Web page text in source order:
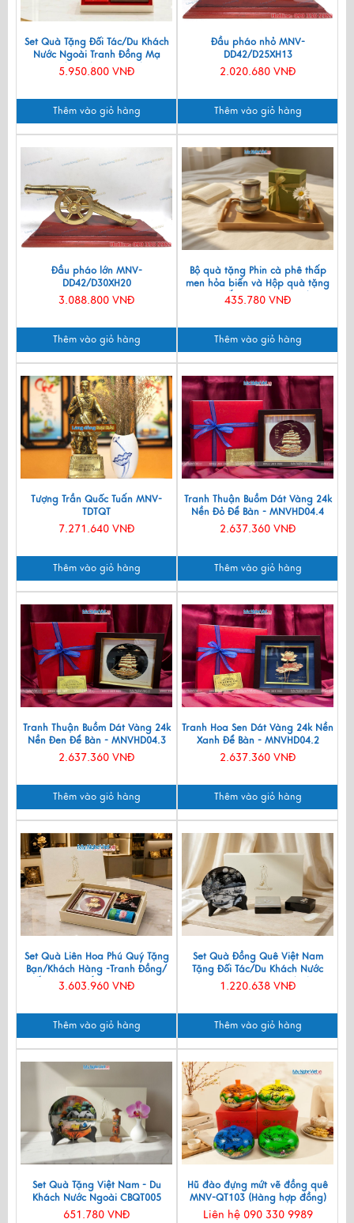
Set Quà Tặng Đối Tác/Du Khách
Nước Ngoài Tranh Đồng Mạ
Vàng 24k & Hộp Trang Sức Sơn
Mài CBQT006/2
5.950.800 VNĐ
Thêm vào giỏ hàng
Đầu pháo nhỏ MNV-
DD42/D25XH13
2.020.680 VNĐ
Thêm vào giỏ hàng
Đầu pháo lớn MNV-
DD42/D30XH20
3.088.800 VNĐ
Thêm vào giỏ hàng
Bộ quà tặng Phin cà phê thấp
men hỏa biến và Hộp quà tặng
cao cấp MNV-CFVH03/2
435.780 VNĐ
Thêm vào giỏ hàng
Tượng Trần Quốc Tuấn MNV-
TDTQT
7.271.640 VNĐ
Thêm vào giỏ hàng
Tranh Thuận Buồm Dát Vàng 24k
Nền Đỏ Để Bàn - MNVHD04.4
2.637.360 VNĐ
Thêm vào giỏ hàng
Tranh Thuận Buồm Dát Vàng 24k
Nền Đen Để Bàn - MNVHD04.3
2.637.360 VNĐ
Thêm vào giỏ hàng
Tranh Hoa Sen Dát Vàng 24k Nền
Xanh Để Bàn - MNVHD04.2
2.637.360 VNĐ
Thêm vào giỏ hàng
Set Quà Liên Hoa Phú Quý Tặng
Bạn/Khách Hàng -Tranh Đồng/
Đế Lót Ly & Cắm Bút CBQT006
3.603.960 VNĐ
Thêm vào giỏ hàng
Set Quà Đồng Quê Việt Nam
Tặng Đối Tác/Du Khách Nước
Ngoài - Đĩa Sơn Mài/ Hộp
Namecard & Đế Lót Ly Sơn Mài
1.220.638 VNĐ
Thêm vào giỏ hàng
Set Quà Tặng Việt Nam - Du
Khách Nước Ngoài CBQT005
651.780 VNĐ
Hũ đào đựng mứt vẽ đồng quê
MNV-QT103 (Hàng hợp đồng)
Liên hệ 090 330 9989